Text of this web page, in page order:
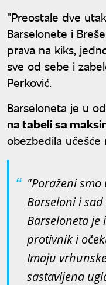
"Preostale dve
Barselonete i
prava na kiks,
sve od sebe i
Perković.
Barseloneta je u
na tabeli sa
obezbedila
"Poraženi
Barseloni i
Barseloneta je
protivnik i
Imaju
sastavljena